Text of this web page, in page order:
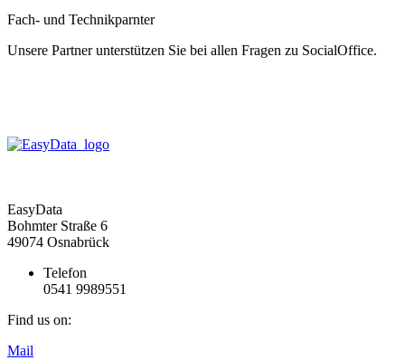
Fach- und Technikparnter
Unsere Partner unterstützen Sie bei allen Fragen zu SocialOffice.
EasyData
Bohmter Straße 6
49074 Osnabrück
Telefon
0541 9989551
Find us on:
Mail